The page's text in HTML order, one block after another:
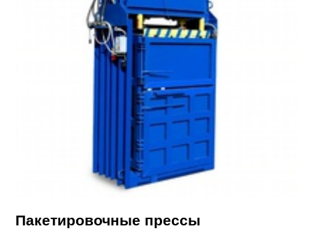
Пакетировочные прессы